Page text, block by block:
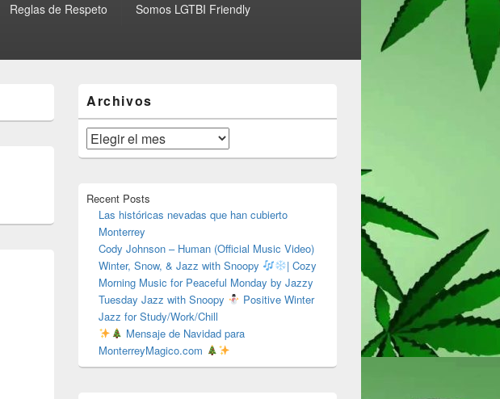
Reglas de Respeto Somos LGTBI Friendly
área
de
widget
barra
lateral
Archivos
Archivos
Recent Posts
Las históricas nevadas que han cubierto
Monterrey
Cody Johnson – Human (Official Music Video)
Winter, Snow, & Jazz with Snoopy
| Cozy
Morning Music for Peaceful Monday by Jazzy
Tuesday Jazz with Snoopy
Positive Winter
Jazz for Study/Work/Chill
Mensaje de Navidad para
MonterreyMagico.com